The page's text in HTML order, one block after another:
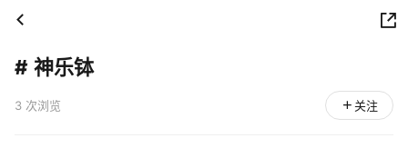
# 神乐钵
3 次浏览 关注